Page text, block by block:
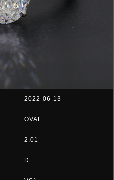
2022-06-13
OVAL
2.01
D